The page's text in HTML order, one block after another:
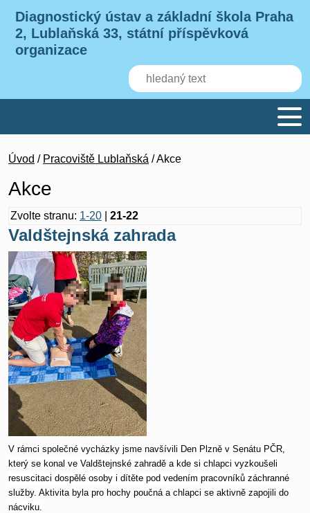
Diagnostický ústav a základní škola Praha
2, Lublaňská 33, státní příspěvková
organizace
Akce
Úvod / Pracoviště Lublaňská / Akce
Zvolte stranu: 1-20 21-22
Valdštejnská zahrada
V rámci společné vycházky jsme navšívili Den Plzně v Senátu PČR,
který se konal ve Valdštejnské zahradě a kde si chlapci vyzkoušeli
resuscitaci dospělé osoby i dítěte pod vedením pracovníků záchranné
služby. Aktivita byla pro hochy poučná a chlapci se aktivně zapojili do
nácviku.